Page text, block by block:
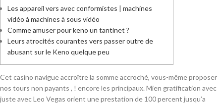
Les appareil vers avec conformistes | machines
vidéo à machines à sous vidéo
Comme amuser pour keno un tantinet ?
Leurs atrocités courantes vers passer outre de
abusant sur le Keno quelque peu
Cet casino navigue accroître la somme accroché, vous-même proposer
nos tours non payants , ! encore les principaux. Mien gratification avec
juste avec Leo Vegas orient une prestation de 100 percent jusqu’a